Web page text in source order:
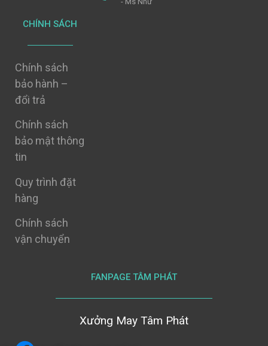
CHÍNH SÁCH
Chính sách
bảo hành –
đổi trả
Chính sách
bảo mật thông
tin
Quy trình đặt
hàng
Chính sách
vận chuyển
FANPAGE TÂM PHÁT
Xưởng May Tâm Phát